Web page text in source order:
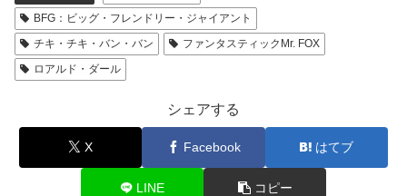
BFG：ビッグ・フレンドリー・ジャイアント
チキ・チキ・バン・バン
ファンタスティックMr. FOX
ロアルド・ダール
シェアする
X Facebook はてブ
LINE コピー